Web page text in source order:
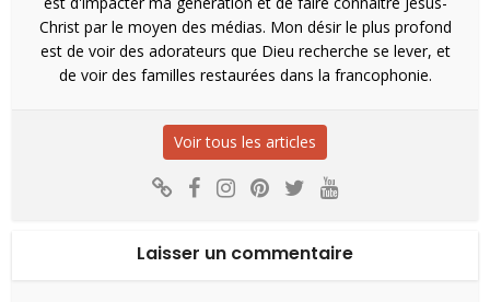
Christ par le moyen des médias. Mon désir le plus profond
est de voir des adorateurs que Dieu recherche se lever, et
de voir des familles restaurées dans la francophonie.
Voir tous les articles
Laisser un commentaire